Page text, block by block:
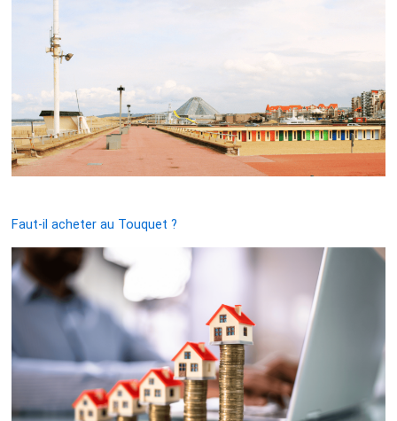
Faut-il acheter au Touquet ?